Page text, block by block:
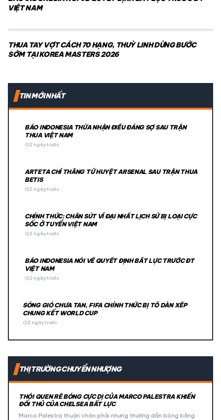
VIỆT NAM
THUA TAY VỢT CÁCH 70 HẠNG, THUỲ LINH DỪNG BƯỚC
SỚM TẠI KOREA MASTERS 2026
TIN MỚI NHẤT
BÁO INDONESIA THỪA NHẬN ĐIỀU ĐÁNG SỢ SAU TRẬN
THUA VIỆT NAM
schedule2 ngày trước
ARTETA CHỈ THẲNG TỬ HUYỆT ARSENAL SAU TRẬN THUA
BETIS
schedule2 ngày trước
CHÍNH THỨC: CHÂN SÚT VĨ ĐẠI NHẤT LỊCH SỬ BỊ LOẠI CỰC
SỐC Ở TUYỂN VIỆT NAM
schedule2 ngày trước
BÁO INDONESIA NÓI VỀ QUYẾT ĐỊNH BẤT LỰC TRƯỚC ĐT
VIỆT NAM
schedule2 ngày trước
SÓNG GIÓ CHƯA TAN, FIFA CHÍNH THỨC BỊ TỐ DÀN XẾP
CHUNG KẾT WORLD CUP
schedule2 ngày trước
THỊ TRƯỜNG CHUYỂN NHƯỢNG
THÓI QUEN RÊ BÓNG CỰC DỊ CỦA MARCO PALESTRA KHIẾN
ĐỐI THỦ CỦA CHELSEA BẤT LỰC
Marco Palestra thuận chân phải nhưng thường dẫn bóng bằng